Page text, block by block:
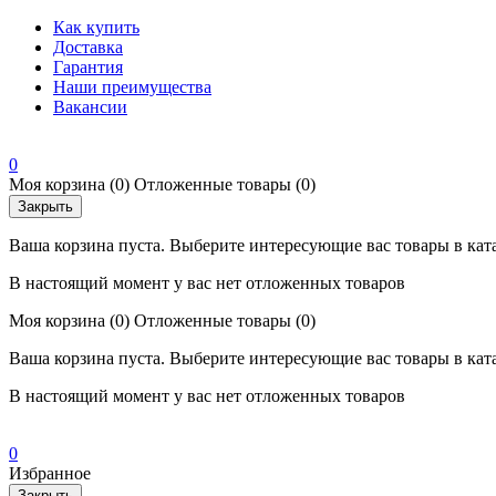
Как купить
Доставка
Гарантия
Наши преимущества
Вакансии
0
Моя корзина (0) Отложенные товары (0)
Закрыть
Ваша корзина пуста. Выберите интересующие вас товары в
В настоящий момент у вас нет отложенных товаров
Моя корзина (0) Отложенные товары (0)
Ваша корзина пуста. Выберите интересующие вас товары в
В настоящий момент у вас нет отложенных товаров
0
Избранное